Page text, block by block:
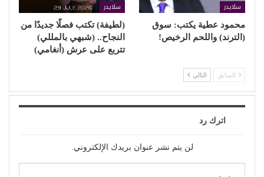
سلايدر
محمود عطية يكتب: سوق
(الترند) واللحم الرخيص!
سلايدر
(لطيفة) تكتب فصلًا جديدًا من
النجاح.. (شبهي بالمللي)
تتربع على عرش (أنغامي)
السابق التالي
اترك رد
لن يتم نشر عنوان بريدك الإلكتروني.